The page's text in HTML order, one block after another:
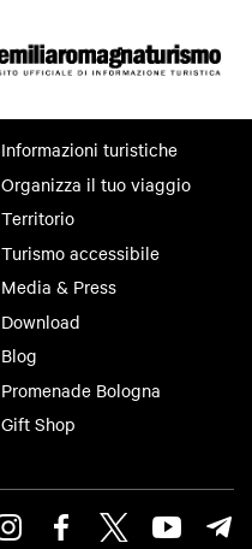
Informazioni turistiche
Organizza il tuo viaggio
Territorio
Turismo accessibile
Media & Press
Download
Blog
Promenade Bologna
Gift Shop